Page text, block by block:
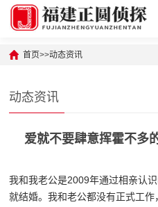
首页>>动态资讯
动态资讯
爱就不要肆意挥霍不多
我和我老公是2009年通过相亲认
就结婚。我和老公都没有正式工